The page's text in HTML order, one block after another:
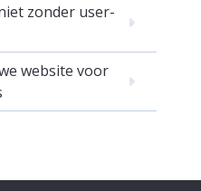
zonder user-
website voor